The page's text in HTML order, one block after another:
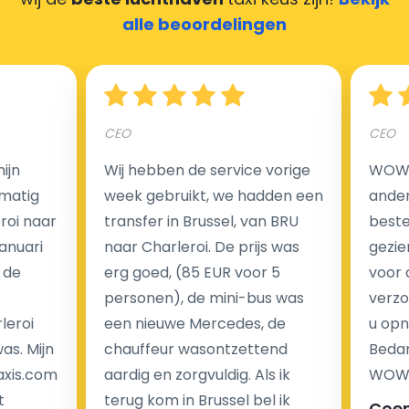
Hoeveel kost een luchthaven taxi transfer?
Een van de meest aantrekkelijke voordelen van
luchthaventaxi's is een vast tarief voor uw rit. In
tegenstelling tot traditionele taxi's met taxameter
brengen wij u geen extra kosten in rekening voor de
nachtrit.
We hebben geen ophaaltarief of extra kosten voor
wachttijd als uw vlucht vertraging heeft.
Kijk op onze website voor meer informatie over uw
transferkosten. Ons boekingsformulier bevat alle
alle beoordelingen
naar
Mijn
CEO
Wij hebben de service vorige
week gebruikt, we hadden een
transfer in Brussel, van BRU
naar Charleroi. De prijs was
erg goed, (85 EUR voor 5
personen), de mini-bus was
een nieuwe Mercedes, de
chauffeur wasontzettend
aardig en zorgvuldig. Als ik
terug kom in Brussel bel ik
CEO
voor
u